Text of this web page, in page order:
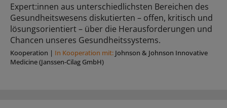
Expert:innen aus unterschiedlichsten Bereichen des
Gesundheitswesens diskutierten – offen, kritisch und
lösungsorientiert – über die Herausforderungen und
Chancen unseres Gesundheitssystems.
Kooperation | In Kooperation mit: Johnson & Johnson Innovative
Medicine (Janssen-Cilag GmbH)